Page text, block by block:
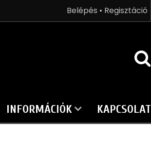
Belépés • Regisztáció
INFORMÁCIÓK KAPCSOLAT